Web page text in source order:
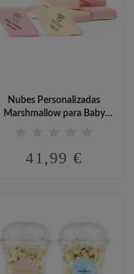
Nubes Personalizadas
Marshmallow para Baby
41,99 €